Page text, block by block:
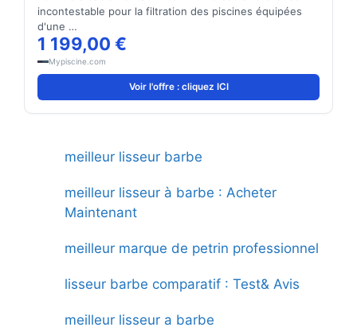
incontestable pour la filtration des piscines équipées
d'une …
1 199,00 €
Mypiscine.com
Voir l'offre : cliquez ICI
meilleur lisseur barbe
meilleur lisseur à barbe : Acheter
Maintenant
meilleur marque de petrin professionnel
lisseur barbe comparatif : Test& Avis
meilleur lisseur a barbe